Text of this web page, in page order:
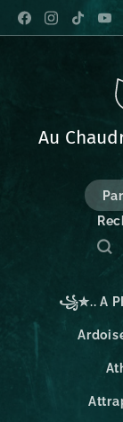
Au
꧁✮.. A